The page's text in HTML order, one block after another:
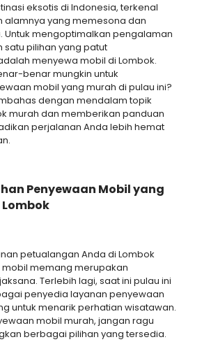
eksotis di Indonesia, terkenal
alamnya yang memesona dan
Untuk mengoptimalkan pengalaman
satu pilihan yang patut
menyewa mobil di Lombok.
benar mungkin untuk
mobil yang murah di pulau ini?
dengan mendalam topik
murah dan memberikan panduan
perjalanan Anda lebih hemat
Penyewaan Mobil yang
petualangan Anda di Lombok
memang merupakan
Terlebih lagi, saat ini pulau ini
penyedia layanan penyewaan
untuk menarik perhatian wisatawan.
mobil murah, jangan ragu
berbagai pilihan yang tersedia.